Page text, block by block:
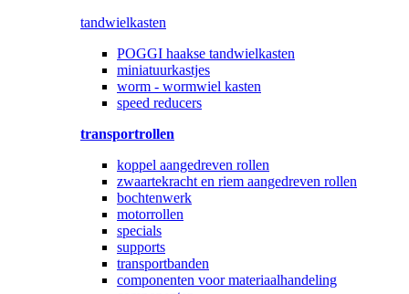
tandwielkasten
POGGI haakse tandwielkasten
miniatuurkastjes
worm - wormwiel kasten
speed reducers
transportrollen
koppel aangedreven rollen
zwaartekracht en riem aangedreven rollen
bochtenwerk
motorrollen
specials
supports
transportbanden
componenten voor materiaalhandeling